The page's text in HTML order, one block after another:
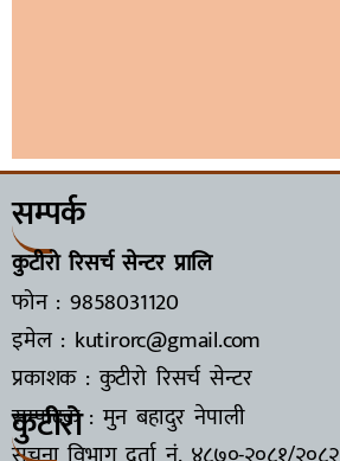
सम्पर्क
कुटीरो रिसर्च सेन्टर प्रालि
फोन : 9858031120
इमेल : kutirorc@gmail.com
प्रकाशक : कुटीरो रिसर्च सेन्टर
सम्पादक : मुन बहादुर नेपाली
कुटीरो